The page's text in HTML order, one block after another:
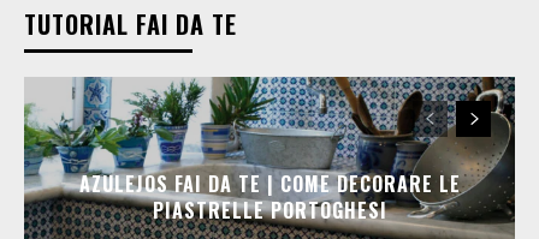
TUTORIAL FAI DA TE
AZULEJOS FAI DA TE | COME DECORARE LE
PIASTRELLE PORTOGHESI